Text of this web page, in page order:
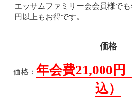
エッサムファミリー会会員様で
円以上もお得です。
価格
価格： 年会費21,000円
込）